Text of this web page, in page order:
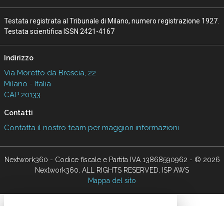
Testata registrata al Tribunale di Milano, numero registrazione 1927.
Testata scientifica ISSN 2421-4167
Indirizzo
Via Moretto da Brescia, 22
Milano - Italia
CAP 20133
Contatti
Contatta il nostro team per maggiori informazioni
Nextwork360 - Codice fiscale e Partita IVA 13868590962 - © 2026
Nextwork360. ALL RIGHTS RESERVED. ISP AWS
Mappa del sito